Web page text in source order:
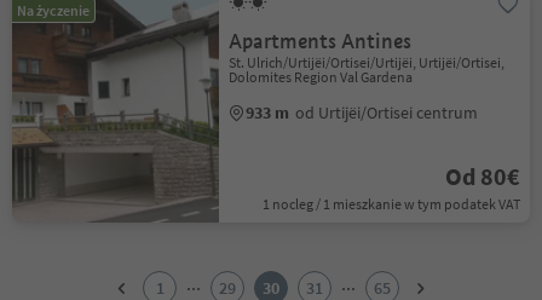
Na życzenie
Apartments Antines
St. Ulrich/Urtijëi/Ortisei/Urtijëi, Urtijëi/Ortisei,
Dolomites Region Val Gardena
933 m od Urtijëi/Ortisei centrum
Od 80€
1 nocleg / 1 mieszkanie w tym podatek VAT
1 ... 29 30 31 ...
65